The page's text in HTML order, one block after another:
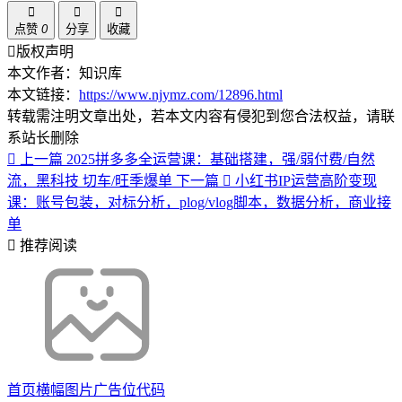
点赞 0 分享 收藏
版权声明
本文作者：知识库
本文链接： https://www.njymz.com/12896.html
转载需注明文章出处，若本文内容有侵犯到您合法权益，请联
系站长删除
上一篇 2025拼多多全运营课：基础搭建，强/弱付费/自然
流，黑科技 切车/旺季爆单 下一篇
小红书IP运营高阶变现
课：账号包装，对标分析，plog/vlog脚本，数据分析，商业接
单
推荐阅读
首页横幅图片广告位代码